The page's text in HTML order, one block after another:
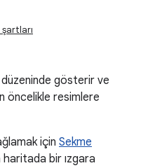
şartları
gösterir ve
öncelikle resimlere
için Sekme
bir ızgara